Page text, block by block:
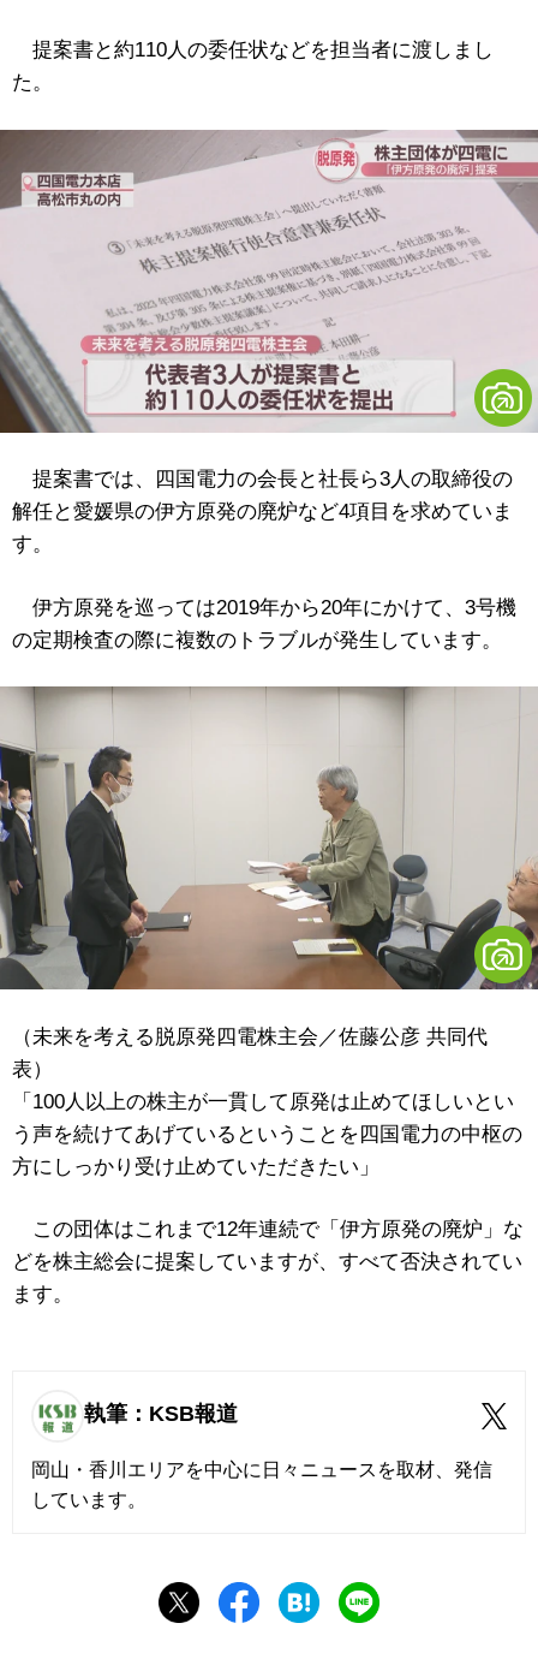
提案書と約110人の委任状などを担当者に渡しまし
た。
提案書では、四国電力の会長と社長ら3人の取締役の
解任と愛媛県の伊方原発の廃炉など4項目を求めていま
す。
伊方原発を巡っては2019年から20年にかけて、3号機
の定期検査の際に複数のトラブルが発生しています。
（未来を考える脱原発四電株主会／佐藤公彦 共同代
表）
「100人以上の株主が一貫して原発は止めてほしいとい
う声を続けてあげているということを四国電力の中枢の
方にしっかり受け止めていただきたい」
この団体はこれまで12年連続で「伊方原発の廃炉」な
どを株主総会に提案していますが、すべて否決されてい
ます。
執筆：KSB報道
岡山・香川エリアを中心に日々ニュースを取材、発信
しています。